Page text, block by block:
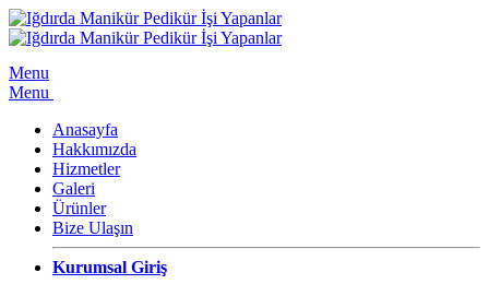
Menu
Menu
Anasayfa
Hakkımızda
Hizmetler
Galeri
Ürünler
Bize Ulaşın
Kurumsal Giriş